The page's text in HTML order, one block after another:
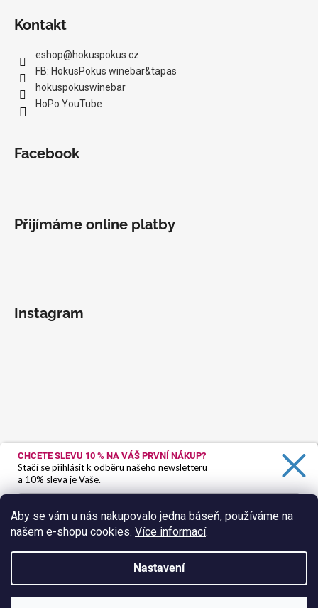
Aby se vám u nás nakupovalo jedna báseň, používáme na
našem e-shopu cookies. Více informací.
Nastavení
Kontakt
eshop@hokuspokus.cz
FB: HokusPokus winebar&tapas
hokuspokuswinebar
HoPo YouTube
Facebook
Přijímáme online platby
Instagram
Sledovat na Instagramu
CHCETE SLEVU 10 % NA VÁŠ PRVNÍ NÁKUP?
Stačí se přihlásit k odběru našeho newsletteru
a 10% sleva je Vaše.
Ano, chci se přihlásit
Zásady zpracování osobních údajů